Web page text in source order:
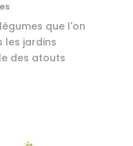
que l'on
les jardins
des atouts